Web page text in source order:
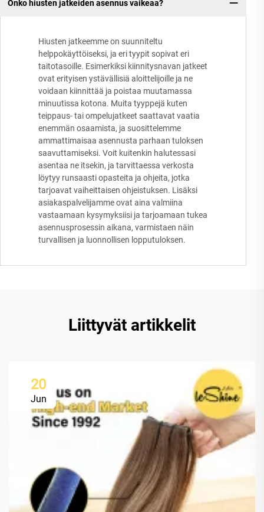
Onko hiusten jatkeiden asennus vaikeaa?
Hiusten jatkeemme on suunniteltu
helppokäyttöiseksi, ja eri tyypit sopivat eri
taitotasoille. Esimerkiksi kiinnitysnavan jatkeet
ovat erityisen ystävällisiä aloittelijoille ja ne
voidaan kiinnittää ja poistaa muutamassa
minuutissa kotona. Muita tyyppejä kuten
teippaus- tai ompelujatkeet saattavat vaatia
enemmän osaamista, ja suosittelemme
ammattimaisaa asennusta parhaan tuloksen
saavuttamiseksi. Voit kuitenkin halutessasi
asentaa ne itsekin, ja tarvittaessa verkosta
löytyy runsaasti opasteita ja ohjeita, jotka
tarjoavat vaiheittaisen ohjeistuksen. Lisäksi
asiakaspalvelijamme ovat aina valmiina
vastaamaan kysymyksiisi ja tarjoamaan tukea
asennusprosessin aikana, varmistaen näin
turvallisen ja luonnollisen lopputuloksen.
Liittyvät artikkelit
20
Jun